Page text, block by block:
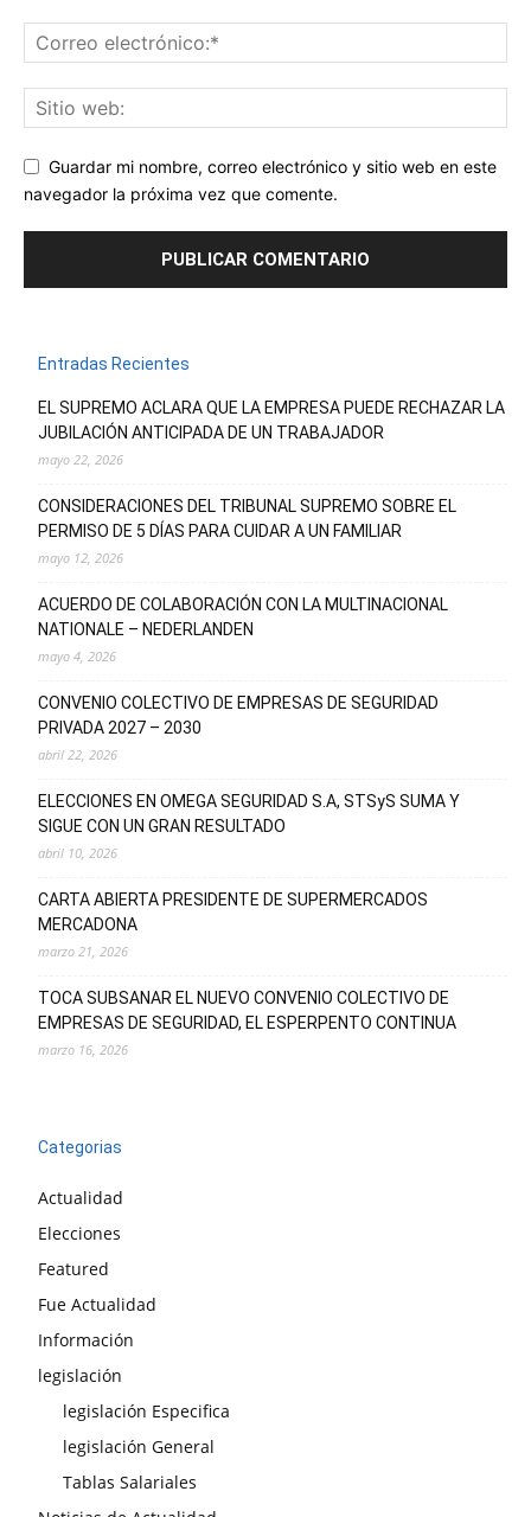
Guardar mi nombre, correo electrónico y sitio web en este
navegador la próxima vez que comente.
Entradas Recientes
EL SUPREMO ACLARA QUE LA EMPRESA PUEDE RECHAZAR LA
JUBILACIÓN ANTICIPADA DE UN TRABAJADOR
mayo 22, 2026
CONSIDERACIONES DEL TRIBUNAL SUPREMO SOBRE EL
PERMISO DE 5 DÍAS PARA CUIDAR A UN FAMILIAR
mayo 12, 2026
ACUERDO DE COLABORACIÓN CON LA MULTINACIONAL
NATIONALE – NEDERLANDEN
mayo 4, 2026
CONVENIO COLECTIVO DE EMPRESAS DE SEGURIDAD
PRIVADA 2027 – 2030
abril 22, 2026
ELECCIONES EN OMEGA SEGURIDAD S.A, STSyS SUMA Y
SIGUE CON UN GRAN RESULTADO
abril 10, 2026
CARTA ABIERTA PRESIDENTE DE SUPERMERCADOS
MERCADONA
marzo 21, 2026
TOCA SUBSANAR EL NUEVO CONVENIO COLECTIVO DE
EMPRESAS DE SEGURIDAD, EL ESPERPENTO CONTINUA
marzo 16, 2026
Categorias
Actualidad
Elecciones
Featured
Fue Actualidad
Información
legislación
legislación Especifica
legislación General
Tablas Salariales